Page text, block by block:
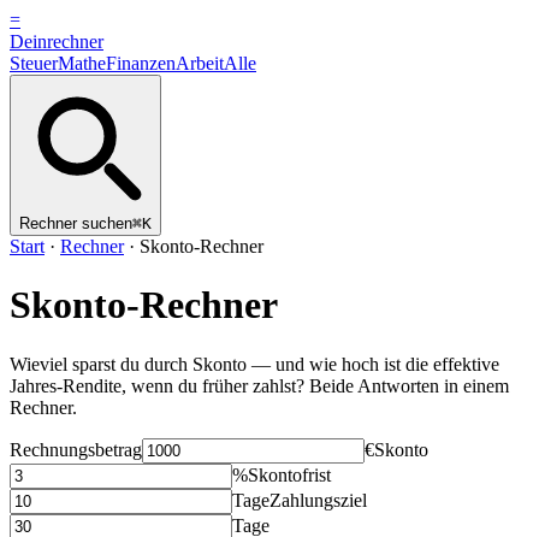
=
Deinrechner
SteuerMatheFinanzenArbeitAlle
Rechner suchen⌘K
Start · Rechner · Skonto-Rechner
Skonto-Rechner
Wieviel sparst du durch Skonto — und wie hoch ist die effektive
Jahres-Rendite, wenn du früher zahlst? Beide Antworten in einem
Rechner.
Rechnungsbetrag €Skonto
%Skontofrist
TageZahlungsziel
Tage